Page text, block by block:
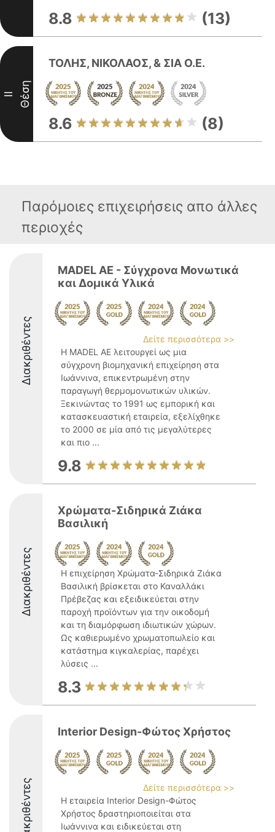
8.8 (13)
II Θέση
ΤΟΛΗΣ, ΝΙΚΟΛΑΟΣ, & ΣΙΑ Ο.Ε.
8.6 (8)
Παρόμοιες επιχειρήσεις απο άλλες
περιοχές
Διακριθέντες
MADEL AE - Σύγχρονα Μονωτικά
και Δομικά Υλικά
Δείτε περισσότερα >>
Η MADEL AE λειτουργεί ως μια
σύγχρονη βιομηχανική επιχείρηση στα
Ιωάννινα, επικεντρωμένη στην
παραγωγή θερμομονωτικών υλικών.
Ξεκινώντας το 1991 ως εμπορική και
κατασκευαστική εταιρεία, εξελίχθηκε
το 2000 σε μία από τις μεγαλύτερες
και πιο ...
9.8
Διακριθέντες
Χρώματα-Σιδηρικά Ζιάκα
Βασιλική
Η επιχείρηση Χρώματα-Σιδηρικά Ζιάκα
Βασιλική βρίσκεται στο Καναλλάκι
Πρέβεζας και εξειδικεύεται στην
παροχή προϊόντων για την οικοδομή
και τη διαμόρφωση ιδιωτικών χώρων.
Ως καθιερωμένο χρωματοπωλείο και
κατάστημα κιγκαλερίας, παρέχει
λύσεις ...
8.3
Διακριθέντες
Interior Design-Φώτος Χρήστος
Δείτε περισσότερα >>
Η εταιρεία Interior Design-Φώτος
Χρήστος δραστηριοποιείται στα
Ιωάννινα και ειδικεύεται στη